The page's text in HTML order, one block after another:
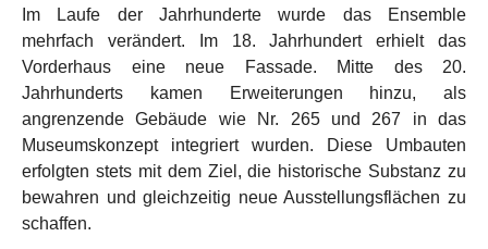
Im Laufe der Jahrhunderte wurde das Ensemble
mehrfach verändert. Im 18. Jahrhundert erhielt das
Vorderhaus eine neue Fassade. Mitte des 20.
Jahrhunderts kamen Erweiterungen hinzu, als
angrenzende Gebäude wie Nr. 265 und 267 in das
Museumskonzept integriert wurden. Diese Umbauten
erfolgten stets mit dem Ziel, die historische Substanz zu
bewahren und gleichzeitig neue Ausstellungsflächen zu
schaffen.